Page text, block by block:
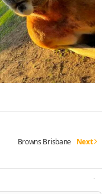
Browns Brisbane Next